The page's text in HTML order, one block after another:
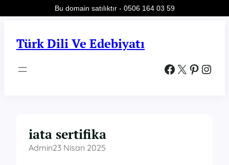
Türk Dili Ve Edebiyatı
Facebook X Pinterest Instagram
iata sertifika
Admin23 Nisan 2025
Bu domain satılıktır - 0506 164 03 59